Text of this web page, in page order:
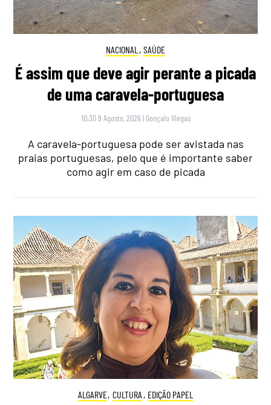
NACIONAL , SAÚDE
É assim que deve agir perante a picada
de uma caravela-portuguesa
10:30 9 Agosto, 2026 | Gonçalo Viegas
A caravela-portuguesa pode ser avistada nas
praias portuguesas, pelo que é importante saber
como agir em caso de picada
ALGARVE, CULTURA , EDIÇÃO PAPEL